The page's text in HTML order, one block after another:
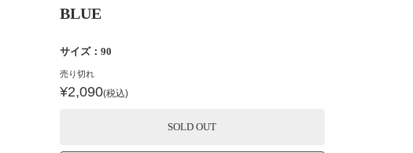
BLUE
サイズ：90
売り切れ
¥2,090(税込)
SOLD OUT